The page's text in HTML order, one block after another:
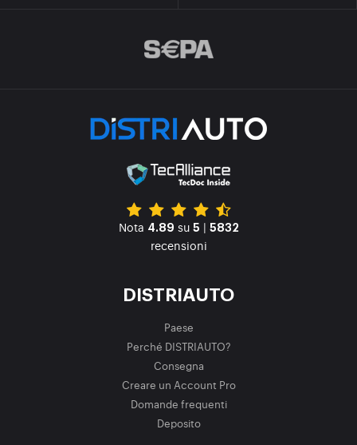
Nota 4.89 su 5 | 5832
recensioni
DISTRIAUTO
Paese
Perché DISTRIAUTO?
Consegna
Creare un Account Pro
Domande frequenti
Deposito